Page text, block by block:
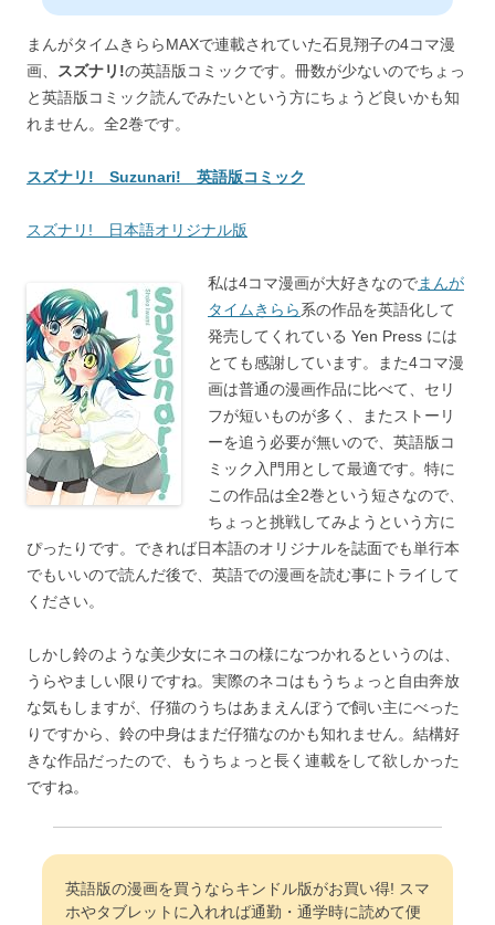
まんがタイムきららMAXで連載されていた石見翔子の4コマ漫
画、 スズナリ!の英語版コミックです。冊数が少ないのでちょっ
と英語版コミック読んでみたいという方にちょうど良いかも知
れません。全2巻です。
スズナリ! Suzunari! 英語版コミック
スズナリ! 日本語オリジナル版
私は4コマ漫画が大好きなのでまんが
タイムきらら系の作品を英語化して
発売してくれている Yen Press には
とても感謝しています。また4コマ漫
画は普通の漫画作品に比べて、セリ
フが短いものが多く、またストーリ
ーを追う必要が無いので、英語版コ
ミック入門用として最適です。特に
この作品は全2巻という短さなので、
ちょっと挑戦してみようという方に
ぴったりです。できれば日本語のオリジナルを誌面でも単行本
でもいいので読んだ後で、英語での漫画を読む事にトライして
ください。
しかし鈴のような美少女にネコの様になつかれるというのは、
うらやましい限りですね。実際のネコはもうちょっと自由奔放
な気もしますが、仔猫のうちはあまえんぼうで飼い主にべった
りですから、鈴の中身はまだ仔猫なのかも知れません。結構好
きな作品だったので、もうちょっと長く連載をして欲しかった
ですね。
英語版の漫画を買うならキンドル版がお買い得! スマ
ホやタブレットに入れれば通勤・通学時に読めて便